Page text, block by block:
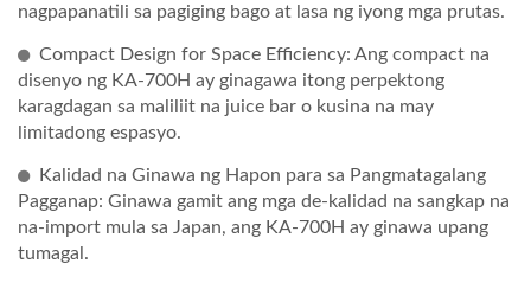
nagpapanatili sa pagiging bago at lasa ng iyong mga prutas.
Compact Design for Space Efficiency: Ang compact na
disenyo ng KA-700H ay ginagawa itong perpektong
karagdagan sa maliliit na juice bar o kusina na may
limitadong espasyo.
Kalidad na Ginawa ng Hapon para sa Pangmatagalang
Pagganap: Ginawa gamit ang mga de-kalidad na sangkap na
na-import mula sa Japan, ang KA-700H ay ginawa upang
tumagal.